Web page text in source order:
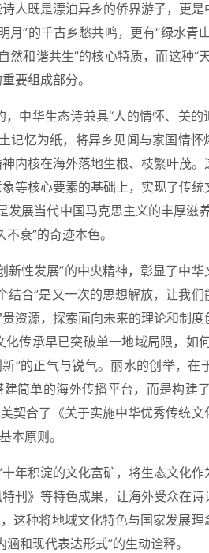
人既是漂泊异乡的侨界游子，更是
”的千古乡愁共鸣，更有“绿水青
和谐共生”的核心特质，而这种“
要组成部分。
中华生态诗兼具“人的情怀、美的
忆为纸，将异乡见闻与家国情怀
内核在海外落地生根、枝繁叶茂。
等核心要素的基础上，实现了传统
展当代中国马克思主义的丰厚滋
衰”的奇迹本色。
性发展”的中央精神，彰显了中华
合”是又一次的思想解放，让我们
资源，探索面向未来的理论和制度
传承早已突破单一地域局限，如
”的正气与锐气。丽水的创举，在
简单的海外传播平台，而是构建
契合了《关于实施中华优秀传统文
本原则。
年积淀的文化富矿，将生态文化
刊》等特色成果，让海外受众在诗
这种将地域文化特色与国家发展理
和现代表达形式”的生动诠释。